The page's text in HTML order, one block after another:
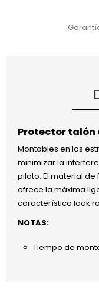
Protector talón
Montables en los
minimizar la
piloto. El material
ofrece la máxima
característico look
NOTAS:
Tiempo de